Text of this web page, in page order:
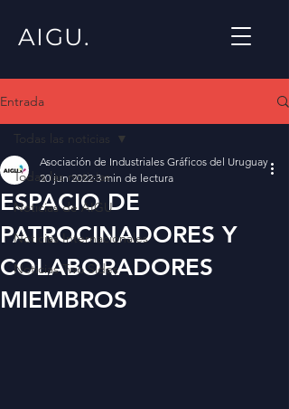
AIGU.
Entrada
Todas las noticias
Noticias de AIGU
Noticias Internacionales
Noticias Two Sides
Todas las noticias
ESPACIO DE
PATROCINADORES Y
COLABORADORES
MIEMBROS
Asociación de Industriales Gráficos del Uruguay
20 jun 2022 3 min de lectura